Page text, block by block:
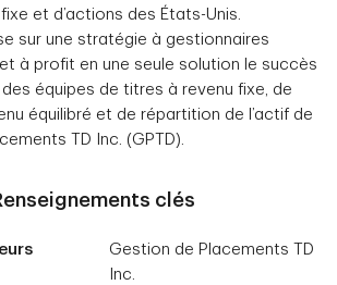
et d’actions des États-Unis.
sur une stratégie à gestionnaires
à profit en une seule solution le succès
des équipes de titres à revenu fixe, de
équilibré et de répartition de l’actif de
TD Inc. (GPTD).
clés
Gestion de Placements TD
Inc.